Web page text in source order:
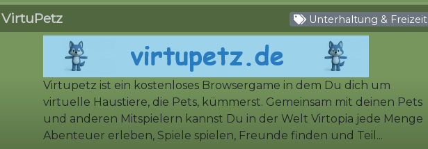
VirtuPetz Unterhaltung & Freizeit
Virtupetz ist ein kostenloses Browsergame in dem Du dich um
virtuelle Haustiere, die Pets, kümmerst. Gemeinsam mit deinen Pets
und anderen Mitspielern kannst Du in der Welt Virtopia jede Menge
Abenteuer erleben, Spiele spielen, Freunde finden und Teil...